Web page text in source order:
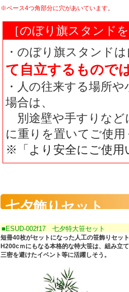
※ベース4つ角部分に穴があいています。
［のぼり旗スタンド
・のぼり旗スタンド
て自立するもので
・人の往来する場所
場合は、
別途壁や手すりなど
に重りを置いてご使
※「より安全にご使用
七夕飾りセット
■ESUD-002f17 七夕特大笹セット
短冊40枚がセットになった人工の笹飾りセッ
H200cｍにもなる本格的な特大笹は、組み立
三密を避けたイベント等に活躍しそう。